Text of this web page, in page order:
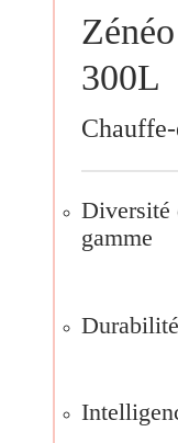
300L
Diversité
gamme
Durabilité